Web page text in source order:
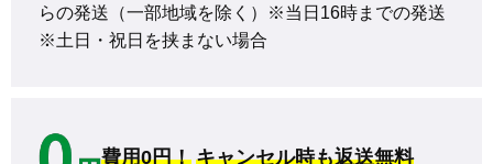
らの発送（一部地域を除く）※当日16時までの発送
※土日・祝日を挟まない場合
費用0円！ キャンセル時も返送無料